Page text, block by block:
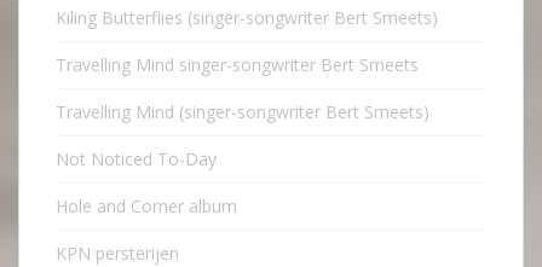
Kiling Butterflies (singer-songwriter Bert Smeets)
Travelling Mind singer-songwriter Bert Smeets
Travelling Mind (singer-songwriter Bert Smeets)
Not Noticed To-Day
Hole and Corner album
KPN persterijen